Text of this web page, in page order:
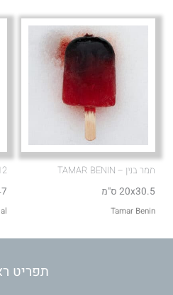
תמר בנין – TAMAR BENIN
20x30.5 ס"מ
Tamar Benin
47*32
תפריט